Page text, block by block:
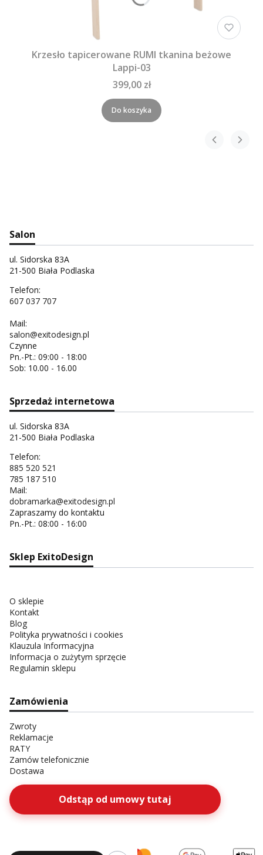
Krzesło tapicerowane RUMI tkanina beżowe
Lappi-03
399,00 zł
Do koszyka
Salon
ul. Sidorska 83A
21-500 Biała Podlaska
Telefon:
607 037 707
Mail:
salon@exitodesign.pl
Czynne
Pn.-Pt.: 09:00 - 18:00
Sob: 10.00 - 16.00
Sprzedaż internetowa
ul. Sidorska 83A
21-500 Biała Podlaska
Telefon:
885 520 521
785 187 510
Mail:
dobramarka@exitodesign.pl
Zapraszamy do kontaktu
Pn.-Pt.: 08:00 - 16:00
Sklep ExitoDesign
O sklepie
Kontakt
Blog
Polityka prywatności i cookies
Klauzula Informacyjna
Informacja o zużytym sprzęcie
Regulamin sklepu
Zamówienia
Zwroty
Reklamacje
RATY
Zamów telefonicznie
Dostawa
Odstąp od umowy tutaj